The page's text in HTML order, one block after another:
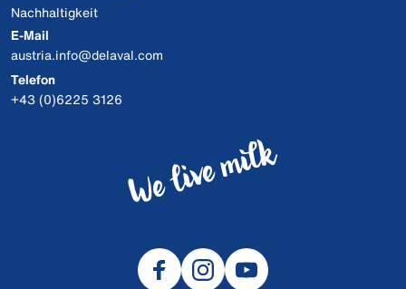
Nachhaltigkeit
E-Mail
austria.info@delaval.com
Telefon
+43 (0)6225 3126